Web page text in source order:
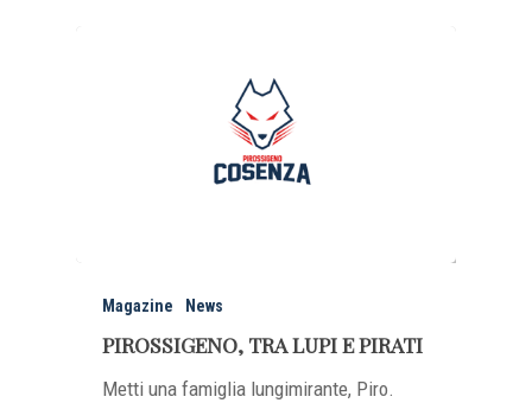
Magazine News
PIROSSIGENO, TRA LUPI E PIRATI
Metti una famiglia lungimirante, Piro.